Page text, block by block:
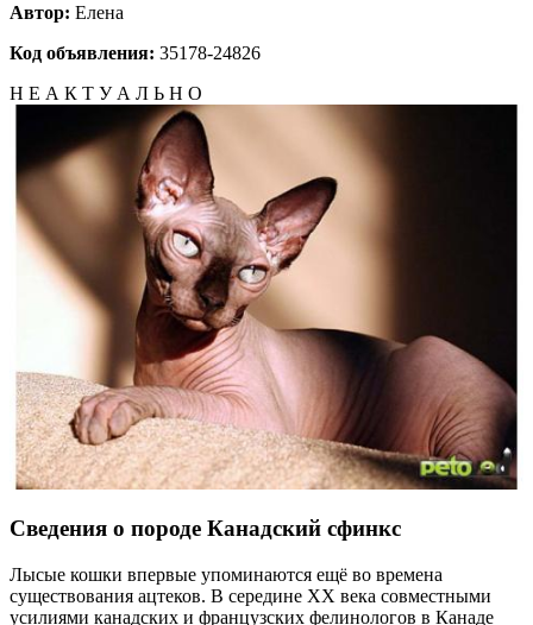
Автор: Елена
Код объявления: 35178-24826
Н Е А К Т У А Л Ь Н О
Сведения о породе Канадский сфинкс
Лысые кошки впервые упоминаются ещё во времена
существования ацтеков. В середине XX века совместными
усилиями канадских и французских фелинологов в Канаде